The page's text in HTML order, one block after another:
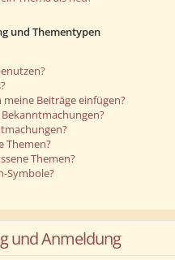
und Thementypen
meine Beiträge einfügen?
Themen?
Themen?
Symbole?
und Anmeldung